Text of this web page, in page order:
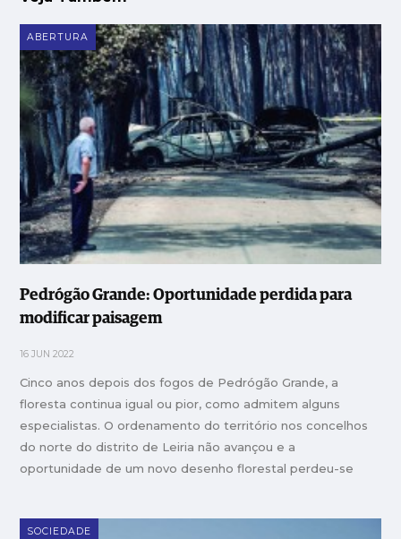
ABERTURA
Pedrógão Grande: Oportunidade perdida para
modificar paisagem
16 JUN 2022
Cinco anos depois dos fogos de Pedrógão Grande, a
floresta continua igual ou pior, como admitem alguns
especialistas. O ordenamento do território nos concelhos
do norte do distrito de Leiria não avançou e a
oportunidade de um novo desenho florestal perdeu-se
SOCIEDADE